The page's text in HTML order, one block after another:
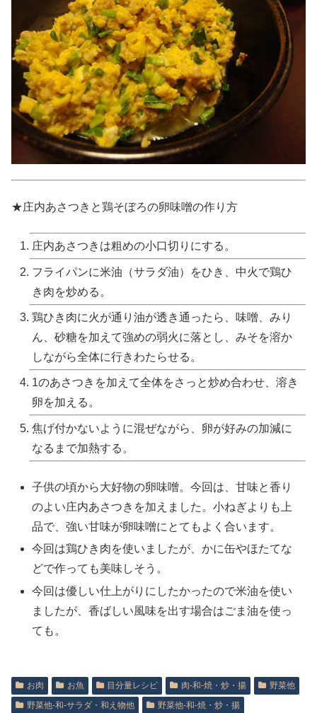
★庄内あさつきと鶏そぼろの卵味噌の作り方
庄内あさつきは粗めの小口切りにする。
フライパンに米油（サラダ油）をひき、中火で鶏ひ
き肉を炒める。
鶏ひき肉に火が通り油が透き通ったら、味噌、みり
ん、砂糖を加えて強めの弱火に落とし、みそを溶か
しながら全体に行きわたらせる。
1のあさつきを加えて全体をさっと炒め合わせ、溶き
卵を加える。
焦げ付かないように混ぜながら、卵が好みの加減に
なるまで加熱する。
子供の頃から大好物の卵味噌。今回は、甘味と香り
のよい庄内あさつきを加えました。小ねぎよりも上
品で、強い甘味が卵味噌にとてもよく合います。
今回は鶏ひき肉を使いましたが、かに缶やほたてな
どで作っても美味しそう。
今回は優しい仕上がりにしたかったので米油を使い
ましたが、香ばしい風味を出す場合はごま油を使っ
ても。
お肉 お魚 目分量レシピ 肉‐和‐焼・炒・揚
野菜他
野菜他‐和‐サラダ・和え物他
野菜他‐和‐焼・炒・揚